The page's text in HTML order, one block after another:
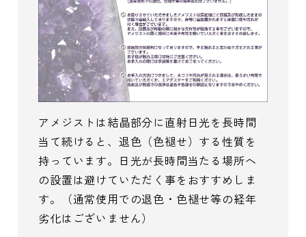
アメジストは結晶部分に直射日光を長時間
当て続けると、退色（色褪せ）する性質を
持っています。日光が長時間当たる場所へ
の設置は避けていただく事をおすすめしま
す。（通常使用での退色・色褪せ等の経年
劣化はございません）